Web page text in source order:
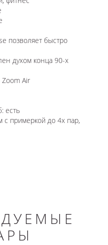
позволяет быстро
духом конца 90-х
Air
есть
с примеркой до 4х пар,